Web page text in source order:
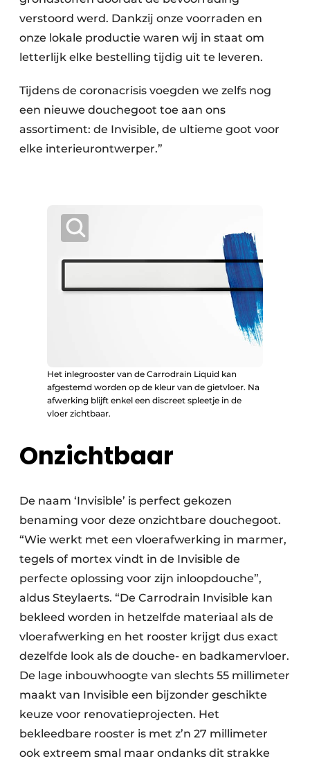
verstoord werd. Dankzij onze voorraden en
onze lokale productie waren wij in staat om
letterlijk elke bestelling tijdig uit te leveren.
Tijdens de coronacrisis voegden we zelfs nog
een nieuwe douchegoot toe aan ons
assortiment: de Invisible, de ultieme goot voor
elke interieurontwerper.”
Het inlegrooster van de Carrodrain Liquid kan
afgestemd worden op de kleur van de gietvloer. Na
afwerking blijft enkel een discreet spleetje in de
vloer zichtbaar.
Onzichtbaar
De naam ‘Invisible’ is perfect gekozen
benaming voor deze onzichtbare douchegoot.
“Wie werkt met een vloerafwerking in marmer,
tegels of mortex vindt in de Invisible de
perfecte oplossing voor zijn inloopdouche”,
aldus Steylaerts. “De Carrodrain Invisible kan
bekleed worden in hetzelfde materiaal als de
vloerafwerking en het rooster krijgt dus exact
dezelfde look als de douche- en badkamervloer.
De lage inbouwhoogte van slechts 55 millimeter
maakt van Invisible een bijzonder geschikte
keuze voor renovatieprojecten. Het
bekleedbare rooster is met z’n 27 millimeter
ook extreem smal maar ondanks dit strakke